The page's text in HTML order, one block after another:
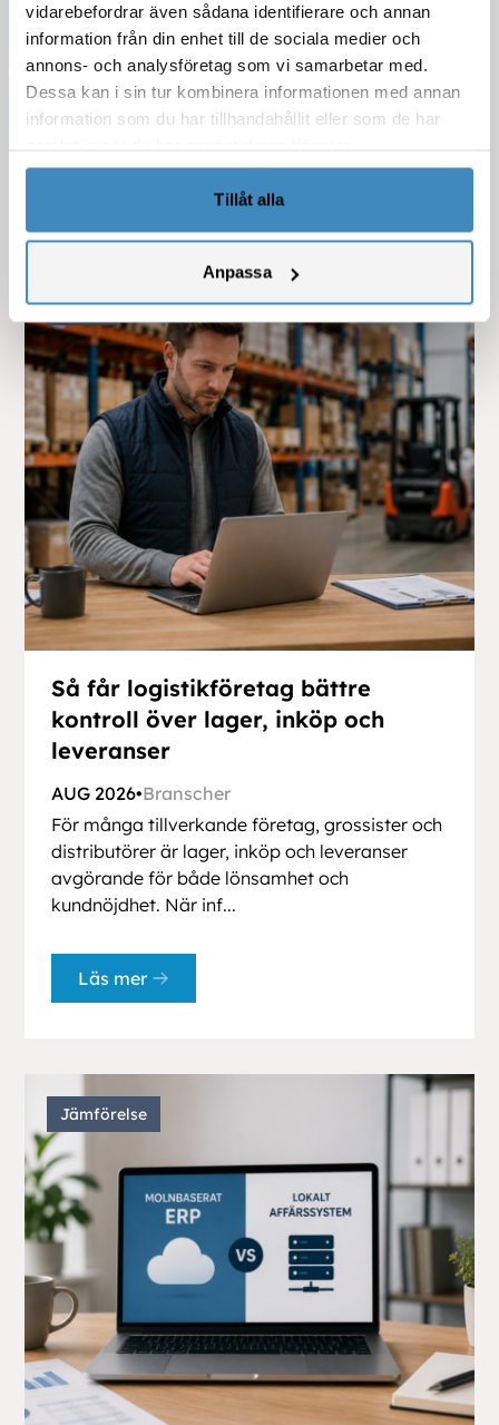
vidarebefordrar även sådana identifierare och annan
information från din enhet till de sociala medier och
annons- och analysföretag som vi samarbetar med.
Dessa kan i sin tur kombinera informationen med annan
information som du har tillhandahållit eller som de har
Tillåt alla
Anpassa
Kategorier
Sortera efter år
Se fler blogginlägg
Guide
Så får logistikföretag bättre
kontroll över lager, inköp och
leveranser
AUG 2026•Branscher
För många tillverkande företag, grossister och
distributörer är lager, inköp och leveranser
avgörande för både lönsamhet och
kundnöjdhet. När inf...
Läs mer
Jämförelse